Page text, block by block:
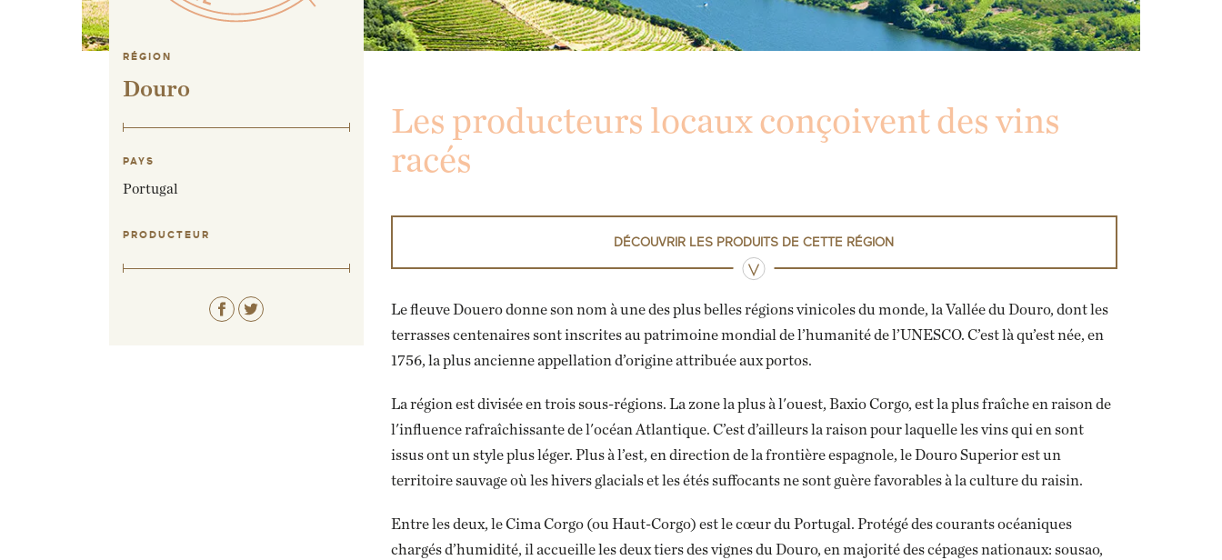
Les producteurs locaux conçoivent des vins
racés
DÉCOUVRIR LES PRODUITS DE CETTE RÉGION
Le fleuve Douero donne son nom à une des plus belles régions vinicoles du monde, la Vallée du Douro, dont les
terrasses centenaires sont inscrites au patrimoine mondial de l’humanité de l’UNESCO. C’est là qu’est née, en
1756, la plus ancienne appellation d’origine attribuée aux portos.
La région est divisée en trois sous-régions. La zone la plus à l'ouest, Baxio Corgo, est la plus fraîche en raison de
l'influence rafraîchissante de l'océan Atlantique. C’est d’ailleurs la raison pour laquelle les vins qui en sont
issus ont un style plus léger. Plus à l’est, en direction de la frontière espagnole, le Douro Superior est un
territoire sauvage où les hivers glacials et les étés suffocants ne sont guère favorables à la culture du raisin.
Entre les deux, le Cima Corgo (ou Haut-Corgo) est le cœur du Portugal. Protégé des courants océaniques
chargés d’humidité, il accueille les deux tiers des vignes du Douro, en majorité des cépages nationaux: sousao,
RÉGION
Douro
PAYS
Portugal
PRODUCTEUR